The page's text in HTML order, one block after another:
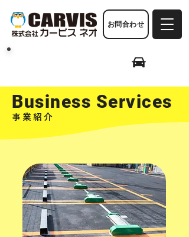
お問合わせ
Business Services
事業紹介